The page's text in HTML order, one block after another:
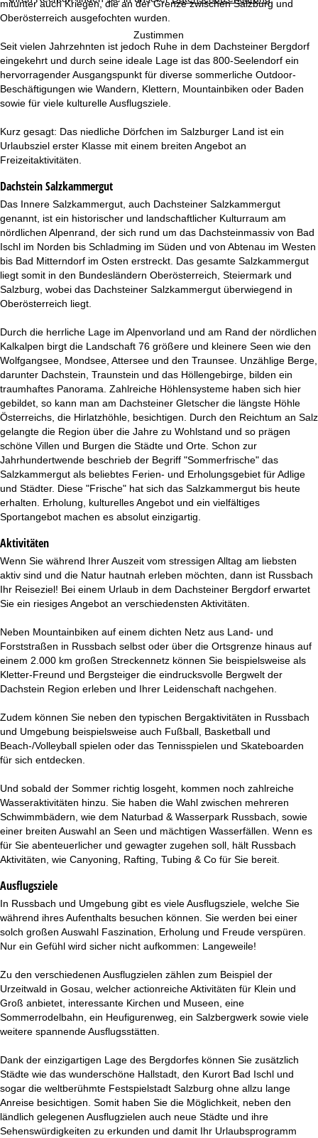
Zustimmen
mitunter auch Kriegen, die an der Grenze zwischen Salzburg und
Oberösterreich ausgefochten wurden.
Seit vielen Jahrzehnten ist jedoch Ruhe in dem Dachsteiner Bergdorf
eingekehrt und durch seine ideale Lage ist das 800-Seelendorf ein
hervorragender Ausgangspunkt für diverse sommerliche Outdoor-
Beschäftigungen wie Wandern, Klettern, Mountainbiken oder Baden
sowie für viele kulturelle Ausflugsziele.
Kurz gesagt: Das niedliche Dörfchen im Salzburger Land ist ein
Urlaubsziel erster Klasse mit einem breiten Angebot an
Freizeitaktivitäten.
Dachstein Salzkammergut
Das Innere Salzkammergut, auch Dachsteiner Salzkammergut
genannt, ist ein historischer und landschaftlicher Kulturraum am
nördlichen Alpenrand, der sich rund um das Dachsteinmassiv von Bad
Ischl im Norden bis Schladming im Süden und von Abtenau im Westen
bis Bad Mitterndorf im Osten erstreckt. Das gesamte Salzkammergut
liegt somit in den Bundesländern Oberösterreich, Steiermark und
Salzburg, wobei das Dachsteiner Salzkammergut überwiegend in
Oberösterreich liegt.
Durch die herrliche Lage im Alpenvorland und am Rand der nördlichen
Kalkalpen birgt die Landschaft 76 größere und kleinere Seen wie den
Wolfgangsee, Mondsee, Attersee und den Traunsee. Unzählige Berge,
darunter Dachstein, Traunstein und das Höllengebirge, bilden ein
traumhaftes Panorama. Zahlreiche Höhlensysteme haben sich hier
gebildet, so kann man am Dachsteiner Gletscher die längste Höhle
Österreichs, die Hirlatzhöhle, besichtigen. Durch den Reichtum an Salz
gelangte die Region über die Jahre zu Wohlstand und so prägen
schöne Villen und Burgen die Städte und Orte. Schon zur
Jahrhundertwende beschrieb der Begriff "Sommerfrische" das
Salzkammergut als beliebtes Ferien- und Erholungsgebiet für Adlige
und Städter. Diese "Frische" hat sich das Salzkammergut bis heute
erhalten. Erholung, kulturelles Angebot und ein vielfältiges
Sportangebot machen es absolut einzigartig.
Aktivitäten
Wenn Sie während Ihrer Auszeit vom stressigen Alltag am liebsten
aktiv sind und die Natur hautnah erleben möchten, dann ist Russbach
Ihr Reiseziel! Bei einem Urlaub in dem Dachsteiner Bergdorf erwartet
Sie ein riesiges Angebot an verschiedensten Aktivitäten.
Neben Mountainbiken auf einem dichten Netz aus Land- und
Forststraßen in Russbach selbst oder über die Ortsgrenze hinaus auf
einem 2.000 km großen Streckennetz können Sie beispielsweise als
Kletter-Freund und Bergsteiger die eindrucksvolle Bergwelt der
Dachstein Region erleben und Ihrer Leidenschaft nachgehen.
Zudem können Sie neben den typischen Bergaktivitäten in Russbach
und Umgebung beispielsweise auch Fußball, Basketball und
Beach-/Volleyball spielen oder das Tennisspielen und Skateboarden
für sich entdecken.
Und sobald der Sommer richtig losgeht, kommen noch zahlreiche
Wasseraktivitäten hinzu. Sie haben die Wahl zwischen mehreren
Schwimmbädern, wie dem Naturbad & Wasserpark Russbach, sowie
einer breiten Auswahl an Seen und mächtigen Wasserfällen. Wenn es
für Sie abenteuerlicher und gewagter zugehen soll, hält Russbach
Aktivitäten, wie Canyoning, Rafting, Tubing & Co für Sie bereit.
Ausflugsziele
In Russbach und Umgebung gibt es viele Ausflugsziele, welche Sie
während ihres Aufenthalts besuchen können. Sie werden bei einer
solch großen Auswahl Faszination, Erholung und Freude verspüren.
Nur ein Gefühl wird sicher nicht aufkommen: Langeweile!
Zu den verschiedenen Ausflugzielen zählen zum Beispiel der
Urzeitwald in Gosau, welcher actionreiche Aktivitäten für Klein und
Groß anbietet, interessante Kirchen und Museen, eine
Sommerrodelbahn, ein Heufigurenweg, ein Salzbergwerk sowie viele
weitere spannende Ausflugsstätten.
Dank der einzigartigen Lage des Bergdorfes können Sie zusätzlich
Städte wie das wunderschöne Hallstadt, den Kurort Bad Ischl und
sogar die weltberühmte Festspielstadt Salzburg ohne allzu lange
Anreise besichtigen. Somit haben Sie die Möglichkeit, neben den
ländlich gelegenen Ausflugzielen auch neue Städte und ihre
Sehenswürdigkeiten zu erkunden und damit Ihr Urlaubsprogramm